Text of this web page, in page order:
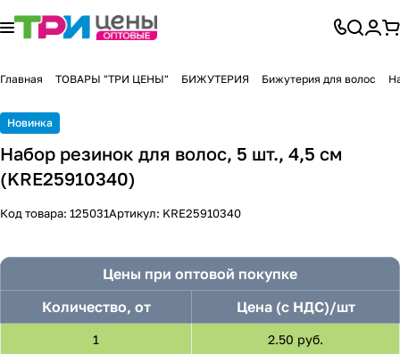
Главная ТОВАРЫ "ТРИ ЦЕНЫ" БИЖУТЕРИЯ Бижутерия для волос
Новинка
Набор резинок для волос, 5 шт., 4,5 см
(KRE25910340)
Код товара: 125031Артикул: KRE25910340
Цены при оптовой покупке
Количество, от
Цена (с НДС)/шт
1 2.50 руб.